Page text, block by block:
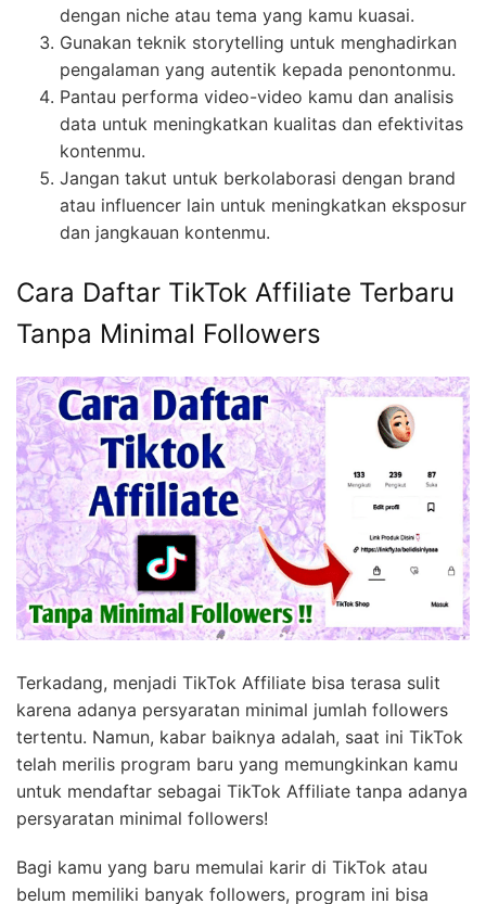
dengan niche atau tema yang kamu kuasai.
Gunakan teknik storytelling untuk menghadirkan
pengalaman yang autentik kepada penontonmu.
Pantau performa video-video kamu dan analisis
data untuk meningkatkan kualitas dan efektivitas
kontenmu.
Jangan takut untuk berkolaborasi dengan brand
atau influencer lain untuk meningkatkan eksposur
dan jangkauan kontenmu.
Cara Daftar TikTok Affiliate Terbaru
Tanpa Minimal Followers
Terkadang, menjadi TikTok Affiliate bisa terasa sulit
karena adanya persyaratan minimal jumlah followers
tertentu. Namun, kabar baiknya adalah, saat ini TikTok
telah merilis program baru yang memungkinkan kamu
untuk mendaftar sebagai TikTok Affiliate tanpa adanya
persyaratan minimal followers!
Bagi kamu yang baru memulai karir di TikTok atau
belum memiliki banyak followers, program ini bisa